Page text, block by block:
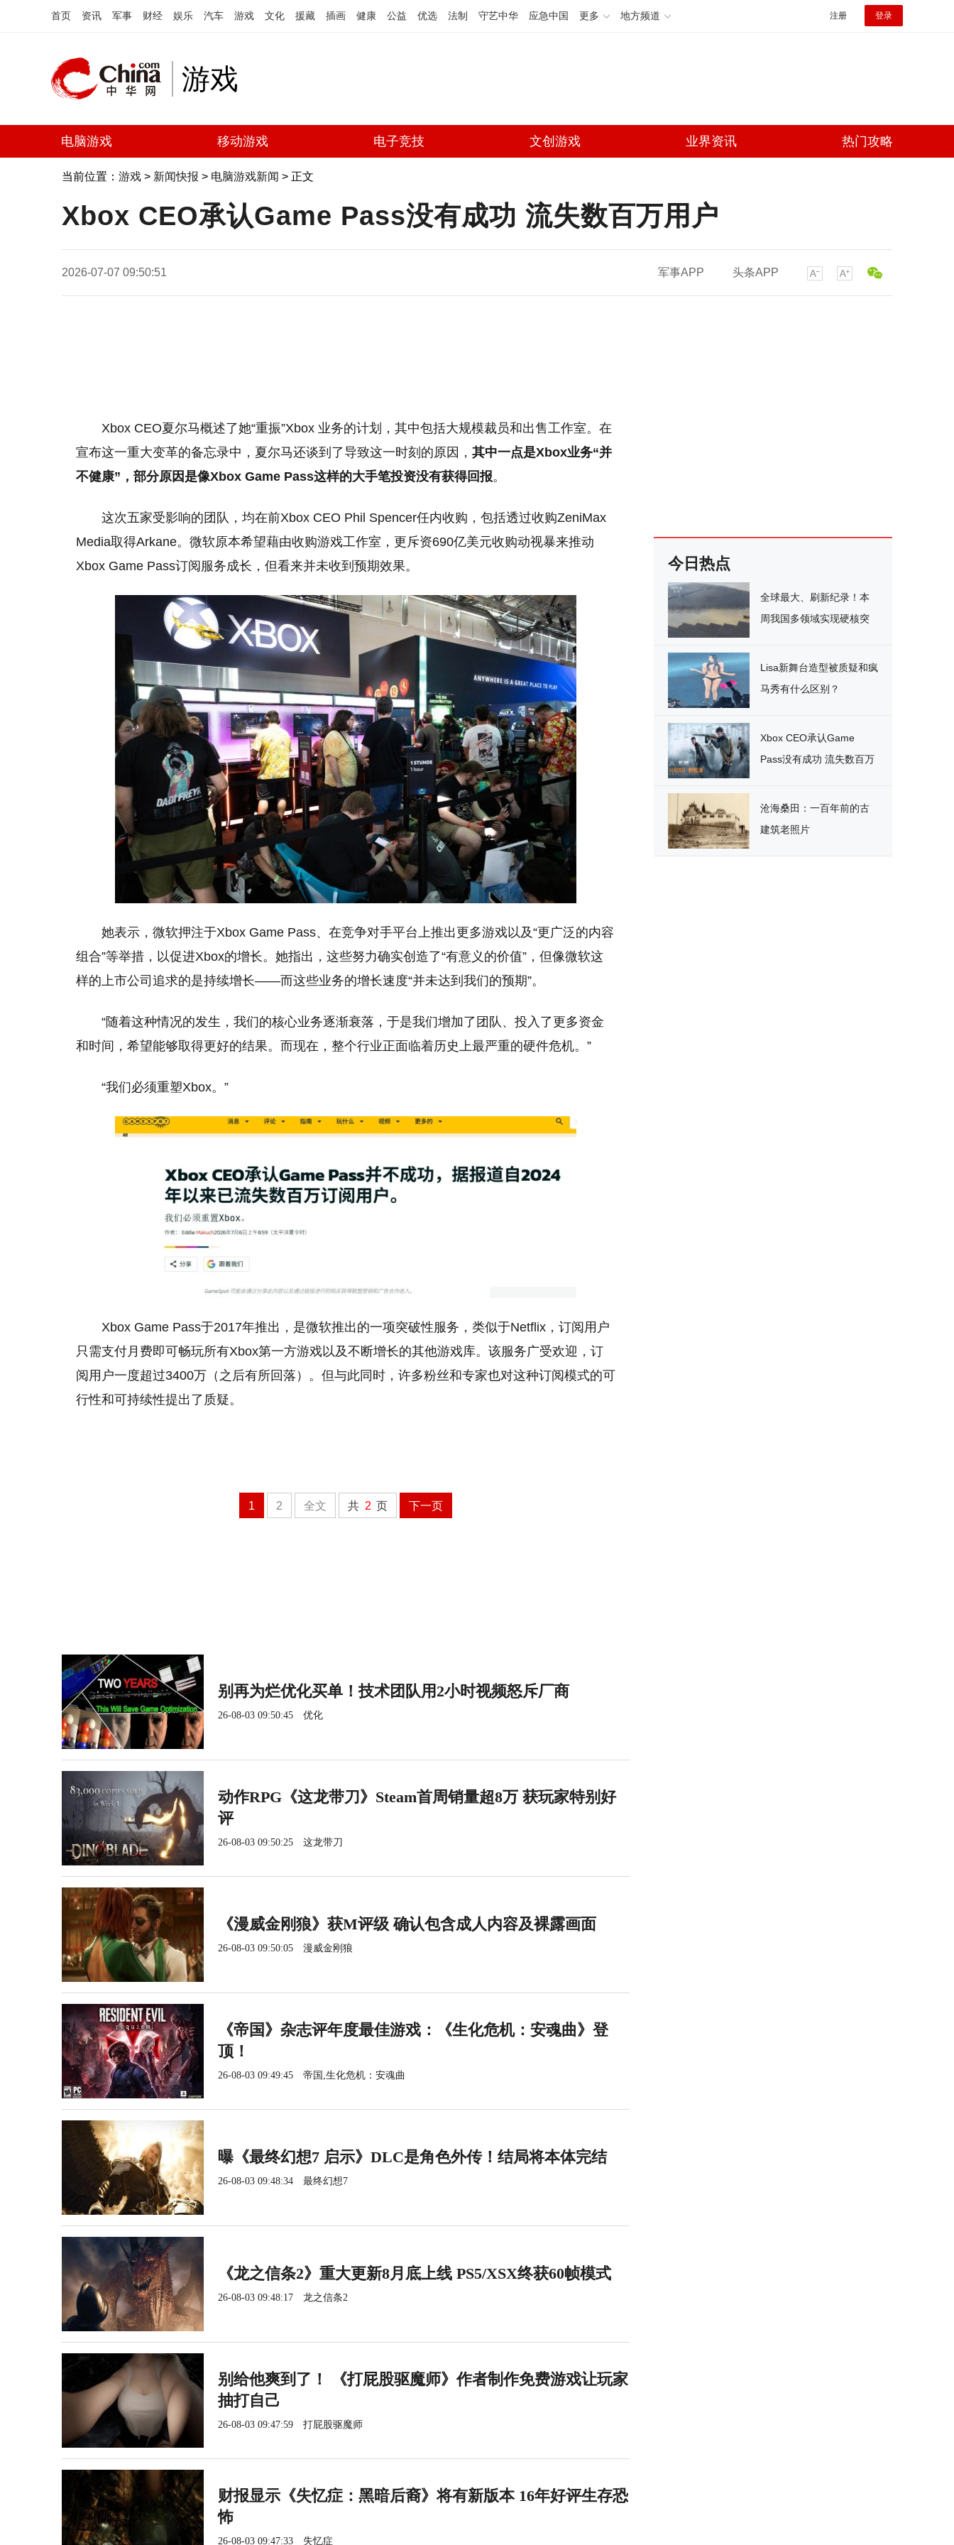
首页 资讯 军事 财经 娱乐 汽车 游戏 文化 援藏 插画 健康 公益 优选 法制 守艺中华 应急中国 更多 地方频道 注册 登录
游戏
电脑游戏 移动游戏 电子竞技 文创游戏 业界资讯 热门攻略
当前位置： 游戏 > 新闻快报 > 电脑游戏新闻 > 正文
Xbox CEO承认Game Pass没有成功 流失数百万用户
2026-07-07 09:50:51 军事APP 头条APP
Xbox CEO夏尔马概述了她“重振”Xbox 业务的计划，其中包括大规模裁员和出售工作室。在
宣布这一重大变革的备忘录中，夏尔马还谈到了导致这一时刻的原因， 其中一点是Xbox业务“并
不健康”，部分原因是像Xbox Game Pass这样的大手笔投资没有获得回报。
这次五家受影响的团队，均在前Xbox CEO Phil Spencer任内收购，包括透过收购ZeniMax
Media取得Arkane。微软原本希望藉由收购游戏工作室，更斥资690亿美元收购动视暴来推动
Xbox Game Pass订阅服务成长，但看来并未收到预期效果。
她表示，微软押注于Xbox Game Pass、在竞争对手平台上推出更多游戏以及“更广泛的内容
组合”等举措，以促进Xbox的增长。她指出，这些努力确实创造了“有意义的价值”，但像微软这
样的上市公司追求的是持续增长——而这些业务的增长速度“并未达到我们的预期”。
“随着这种情况的发生，我们的核心业务逐渐衰落，于是我们增加了团队、投入了更多资金
和时间，希望能够取得更好的结果。而现在，整个行业正面临着历史上最严重的硬件危机。”
“我们必须重塑Xbox。”
Xbox Game Pass于2017年推出，是微软推出的一项突破性服务，类似于Netflix，订阅用户
只需支付月费即可畅玩所有Xbox第一方游戏以及不断增长的其他游戏库。该服务广受欢迎，订
阅用户一度超过3400万（之后有所回落）。但与此同时，许多粉丝和专家也对这种订阅模式的可
行性和可持续性提出了质疑。
1 2 全文 共 2 页 下一页
别再为烂优化买单！技术团队用2小时视频怒斥厂商
26-08-03 09:50:45 优化
动作RPG《这龙带刀》Steam首周销量超8万 获玩家特别好
评
26-08-03 09:50:25 这龙带刀
《漫威金刚狼》获M评级 确认包含成人内容及裸露画面
26-08-03 09:50:05 漫威金刚狼
《帝国》杂志评年度最佳游戏：《生化危机：安魂曲》登
顶！
26-08-03 09:49:45 帝国,生化危机：安魂曲
曝《最终幻想7 启示》DLC是角色外传！结局将本体完结
26-08-03 09:48:34 最终幻想7
《龙之信条2》重大更新8月底上线 PS5/XSX终获60帧模式
26-08-03 09:48:17 龙之信条2
别给他爽到了！ 《打屁股驱魔师》作者制作免费游戏让玩家
抽打自己
26-08-03 09:47:59 打屁股驱魔师
财报显示《失忆症：黑暗后裔》将有新版本 16年好评生存恐
怖
26-08-03 09:47:33 失忆症
今日热点
全球最大、刷新纪录！本
周我国多领域实现硬核突
Lisa新舞台造型被质疑和疯
马秀有什么区别？
Xbox CEO承认Game
Pass没有成功 流失数百万
沧海桑田：一百年前的古
建筑老照片